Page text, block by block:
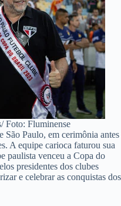
Foto: Fluminense
São Paulo, em cerimônia antes
A equipe carioca faturou sua
paulista venceu a Copa do
presidentes dos clubes
e celebrar as conquistas dos